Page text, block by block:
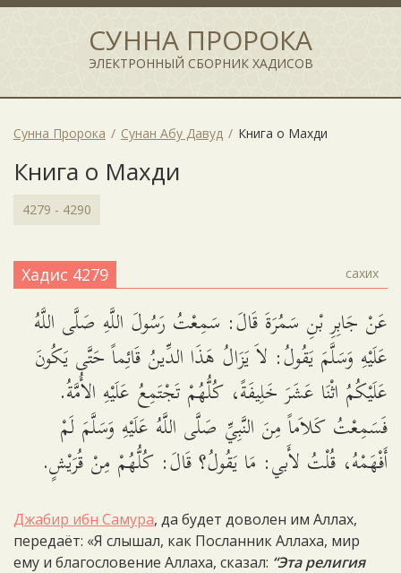
СУННА ПРОРОКА
ЭЛЕКТРОННЫЙ СБОРНИК ХАДИСОВ
Сунна Пророка Сунан Абу Давуд Книга о Махди
Книга о Махди
4279 - 4290
Хадис 4279 сахих
عَنْ جَابِرِ بْنِ سَمُرَةَ قَالَ: سَمِعْتُ رَسُولَ اللَّهِ صَلَّى اللَّهُ
عَلَيْهِ وَسَلَّمَ يَقُولُ: لاَ يَزَالُ هَذَا الدِّينُ قَائِماً حَتَّى يَكُونَ
عَلَيْكُمُ اثْنَا عَشَرَ خَلِيفَةً، كُلُّهُمْ تَجْتَمِعُ عَلَيْهِ الأُمَّةُ.
فَسَمِعْتُ كَلاَماً مِنَ النَّبِيِّ صَلَّى اللَّهُ عَلَيْهِ وَسَلَّمَ لَمْ
أَفْهَمْهُ، قُلْتُ لأَبي: مَا يَقُولُ؟ قَالَ: كُلُّهُمْ مِنْ قُرَيْشٍ.
Джабир ибн Самура, да будет доволен им Аллах,
передаёт: «Я слышал, как Посланник Аллаха, мир
ему и благословение Аллаха, сказал: “Эта религия